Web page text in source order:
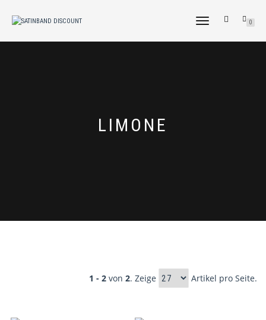
NAVIGATION
0
LIMONE
1 - 2 von 2. Zeige Artikel pro Seite.